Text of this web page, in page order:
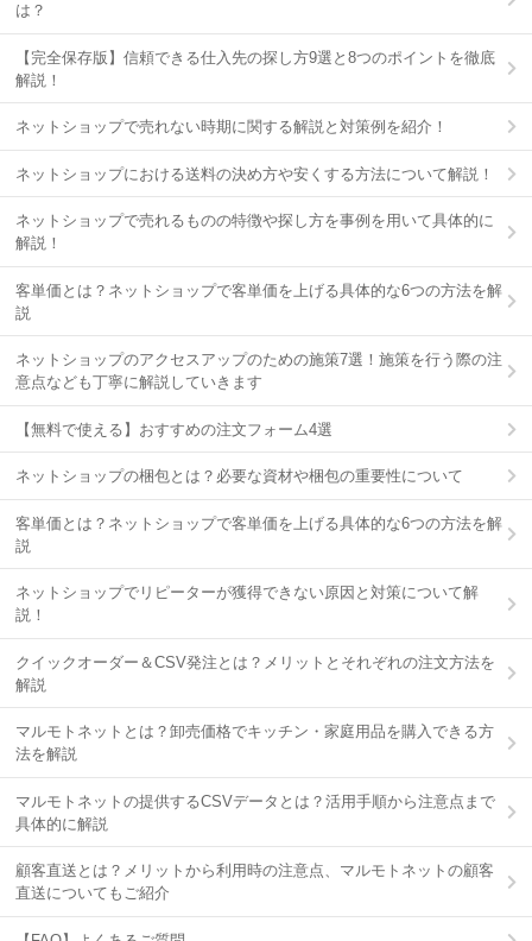
は？
【完全保存版】信頼できる仕入先の探し方9選と8つのポイントを徹底
解説！
ネットショップで売れない時期に関する解説と対策例を紹介！
ネットショップにおける送料の決め方や安くする方法について解説！
ネットショップで売れるものの特徴や探し方を事例を用いて具体的に
解説！
客単価とは？ネットショップで客単価を上げる具体的な6つの方法を解
説
ネットショップのアクセスアップのための施策7選！施策を行う際の注
意点なども丁寧に解説していきます
【無料で使える】おすすめの注文フォーム4選
ネットショップの梱包とは？必要な資材や梱包の重要性について
客単価とは？ネットショップで客単価を上げる具体的な6つの方法を解
説
ネットショップでリピーターが獲得できない原因と対策について解
説！
クイックオーダー＆CSV発注とは？メリットとそれぞれの注文方法を
解説
マルモトネットとは？卸売価格でキッチン・家庭用品を購入できる方
法を解説
マルモトネットの提供するCSVデータとは？活用手順から注意点まで
具体的に解説
顧客直送とは？メリットから利用時の注意点、マルモトネットの顧客
直送についてもご紹介